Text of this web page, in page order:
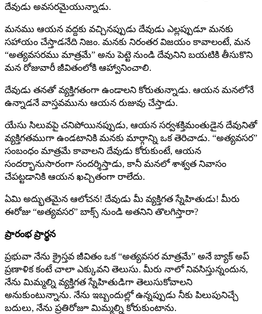
దేవుడు అవసరమైయున్నాడు.
మనము ఆయన వద్దకు వచ్చినప్పుడు దేవుడు ఎల్లప్పుడూ మనకు
సహాయం చేస్తాడనేది నిజం. మనకు నిరంతర విజయం కావాలంటే, మన
“అత్యవసరము మాత్రమే” అను పెట్టె నుండి దేవునిని బయటికి తీసుకొని
మన రోజువారీ జీవితంలోకి ఆహ్వానించాలి.
దేవుడు తనతో వ్యక్తిగతంగా ఉండాలని కోరుతున్నాడు. ఆయన మనలోనే
ఉన్నాడనే వాస్తవమును ఆయన రుజువు చేస్తాడు.
యేసు సిలువపై చనిపోయినప్పుడు, ఆయన సర్వశక్తిమంతుడైన దేవునితో
వ్యక్తిగతముగా ఉండటానికి మనకు మార్గాన్ని ఒక తెరిచాడు. “అత్యవసర”
సంబంధం మాత్రమే కావాలని దేవుడు కోరుకుంటే, ఆయన
సందర్భానుసారంగా సందర్శిస్తాడు, కానీ మనలో శాశ్వత నివాసం
చేపట్టడానికి ఆయన ఖచ్చితంగా రాలేదు.
ఏమి అద్భుతమైన ఆలోచన! దేవుడు మీ వ్యక్తిగత స్నేహితుడు! మీరు
ఈరోజు “అత్యవసర” బాక్స్ నుండి అతనిని తొలగిస్తారా?
ప్రారంభ ప్రార్థన
ప్రభువా నేను క్రైస్తవ జీవితం ఒక “అత్యవసర మాత్రమే” అనే బ్యాక్ అప్
ప్రణాళిక కంటే చాలా ఎక్కువని తెలుసు. మీరు నాలో నివసిస్తున్నందున,
నేను మిమ్మల్ని వ్యక్తిగత స్నేహితుడిగా తెలుసుకోవాలని
అనుకుంటున్నాను. నేను ఇబ్బందుల్లో ఉన్నప్పుడు నీకు పిలుపునిచ్చే
బదులు, నేను ప్రతిరోజూ మిమ్మల్ని కోరుకుంటాను.